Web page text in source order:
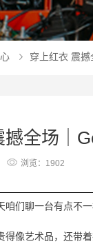
穿上红衣 震
全场｜
浏览：1902
咱们聊一台有点不一
得像艺术品，还带着